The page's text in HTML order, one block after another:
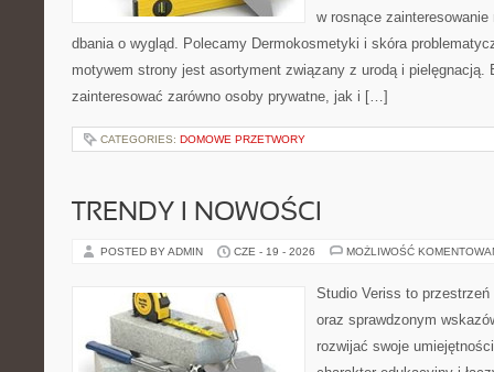
w rosnące
dbania o wygląd. Polecamy Dermokosmetyki i skóra
motywem strony jest asortyment związany z urodą i pielęgnacją.
zainteresować zarówno osoby prywatne, jak i […]
CATEGORIES: DOMOWE PRZETWORY
TRENDY I NOWOŚCI
POSTED BY ADMIN CZE - 19 - 2026 MOŻLIWOŚĆ
Studio Veriss to
oraz sprawdzonym
rozwijać swoje